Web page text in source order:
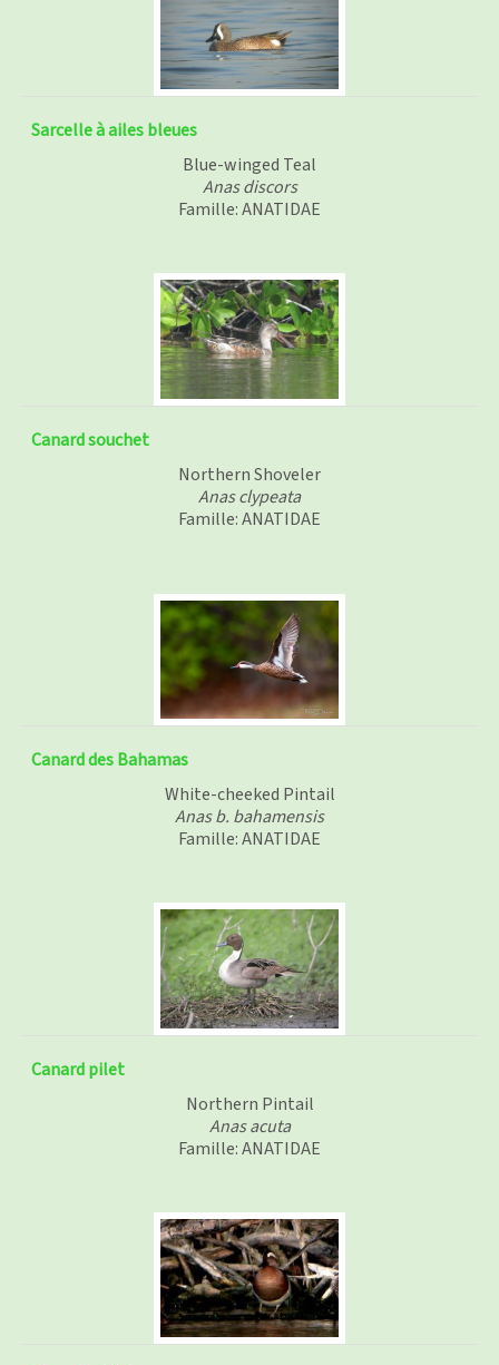
Sarcelle à ailes bleues
Blue-winged Teal
Anas discors
Famille: ANATIDAE
Canard souchet
Northern Shoveler
Anas clypeata
Famille: ANATIDAE
Canard des Bahamas
White-cheeked Pintail
Anas b. bahamensis
Famille: ANATIDAE
Canard pilet
Northern Pintail
Anas acuta
Famille: ANATIDAE